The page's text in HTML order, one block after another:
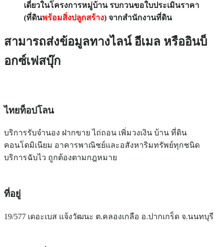
เดี่ยวในโครงการหมู่บ้าน รบกวนขอใบประเมินราคา
(ที่ดินพร้อมสิ่งปลูกสร้าง) จากสำนักงานที่ดิน
สามารถส่งข้อมูลทางไลน์ อีเมล หรืออินบ็
อกซ์เฟสบุ๊ก
ไทยท็อปโลน
บริการรับจำนอง ฝากขาย ไถ่ถอน เพิ่มวงเงิน บ้าน ที่ดิน
คอนโดมิเนียม อาคารพาณิชย์และอสังหาริมทรัพย์ทุกชนิด
บริการฉับไว ถูกต้องตามกฎหมาย
ที่อยู่
19/577 เดอะเบส แจ้งวัฒนะ ต.คลองเกลือ อ.ปากเกร็ด จ.นนทบุรี